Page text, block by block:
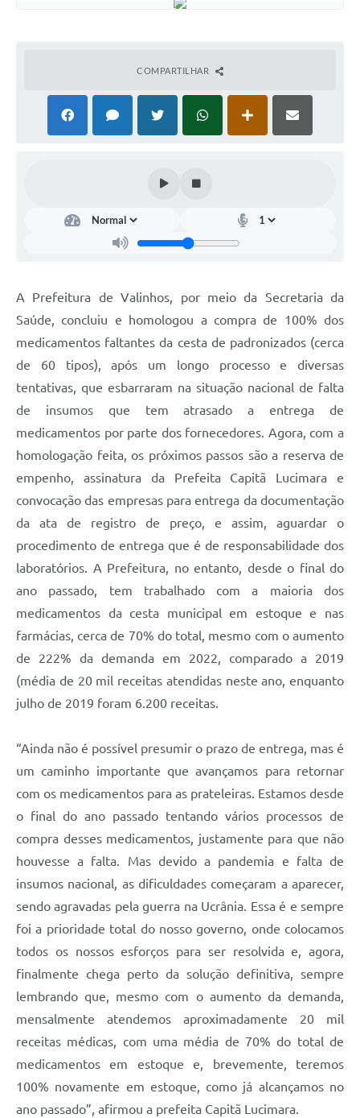
Contratação de estagiário - estudante de Direito -
Galeria de Fotos
Galeria de Vídeos
Projetos
Contas Públicas
Editais
Links
Telefones Úteis
A Prefeitura
Jornal
SIC
Contato
COMPARTILHAR
A Prefeitura de Valinhos, por meio da Secretaria da
Saúde, concluiu e homologou a compra de 100% dos
medicamentos faltantes da cesta de padronizados (cerca
de 60 tipos), após um longo processo e diversas
tentativas, que esbarraram na situação nacional de falta
de insumos que tem atrasado a entrega de
medicamentos por parte dos fornecedores. Agora, com a
homologação feita, os próximos passos são a reserva de
empenho, assinatura da Prefeita Capitã Lucimara e
convocação das empresas para entrega da documentação
da ata de registro de preço, e assim, aguardar o
procedimento de entrega que é de responsabilidade dos
laboratórios. A Prefeitura, no entanto, desde o final do
ano passado, tem trabalhado com a maioria dos
medicamentos da cesta municipal em estoque e nas
farmácias, cerca de 70% do total, mesmo com o aumento
de 222% da demanda em 2022, comparado a 2019
(média de 20 mil receitas atendidas neste ano, enquanto
julho de 2019 foram 6.200 receitas.
“Ainda não é possível presumir o prazo de entrega, mas é
um caminho importante que avançamos para retornar
com os medicamentos para as prateleiras. Estamos desde
o final do ano passado tentando vários processos de
compra desses medicamentos, justamente para que não
houvesse a falta. Mas devido a pandemia e falta de
insumos nacional, as dificuldades começaram a aparecer,
sendo agravadas pela guerra na Ucrânia. Essa é e sempre
foi a prioridade total do nosso governo, onde colocamos
todos os nossos esforços para ser resolvida e, agora,
finalmente chega perto da solução definitiva, sempre
lembrando que, mesmo com o aumento da demanda,
mensalmente atendemos aproximadamente 20 mil
receitas médicas, com uma média de 70% do total de
medicamentos em estoque e, brevemente, teremos
100% novamente em estoque, como já alcançamos no
ano passado”, afirmou a prefeita Capitã Lucimara.